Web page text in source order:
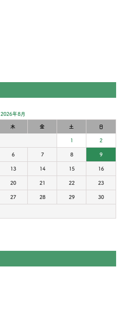
2026年8月
木 金 土 日
1 2
6 7 8 9
13 14 15 16
20 21 22 23
27 28 29 30